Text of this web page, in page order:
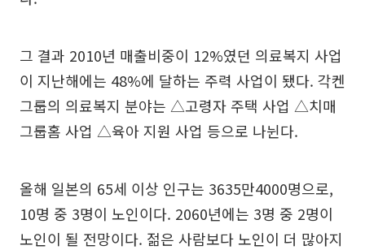
그 결과 2010년 매출비중이 12%였던 의료복지 사업
이 지난해에는 48%에 달하는 주력 사업이 됐다. 각켄
그룹의 의료복지 분야는 △고령자 주택 사업 △치매
그룹홈 사업 △육아 지원 사업 등으로 나뉜다.
올해 일본의 65세 이상 인구는 3635만4000명으로,
10명 중 3명이 노인이다. 2060년에는 3명 중 2명이
노인이 될 전망이다. 젊은 사람보다 노인이 더 많아지